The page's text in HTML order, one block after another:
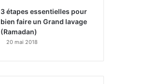
3 étapes essentielles pour
bien faire un Grand lavage
(Ramadan)
20 mai 2018